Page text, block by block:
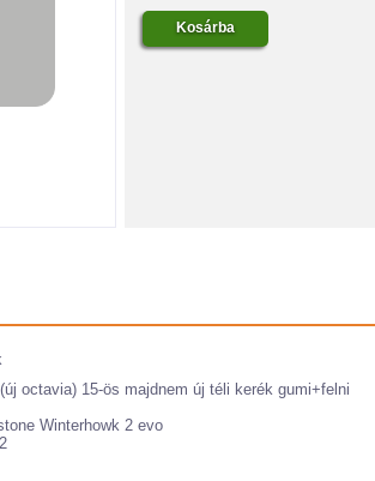
octavia) 15-ös majdnem új téli kerék gumi+felni
Winterhowk 2 evo